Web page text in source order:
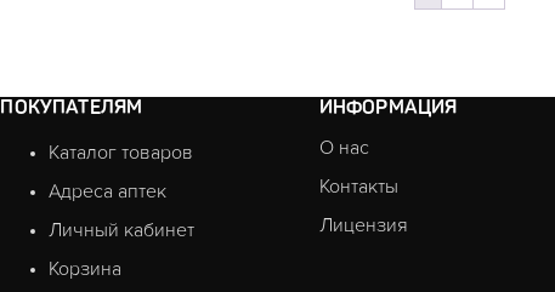
ПОКУПАТЕЛЯМ
Каталог товаров
Адреса аптек
Личный кабинет
Корзина
ИНФОРМАЦИЯ
О нас
Контакты
Лицензия